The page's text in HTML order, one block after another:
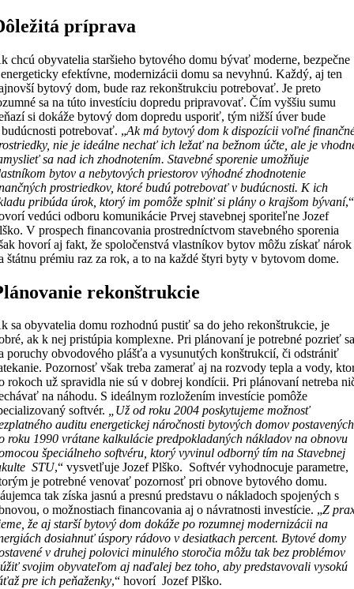
príprava
chcú obyvatelia staršieho bytového domu bývať moderne, bezpečne
efektívne, modernizácii domu sa nevyhnú. Každý, aj ten
bytový dom, bude raz rekonštrukciu potrebovať. Je preto
sa na túto investíciu dopredu pripravovať. Čím vyššiu sumu
si dokáže bytový dom dopredu usporiť, tým nižší úver bude
potrebovať. „Ak má bytový dom k dispozícii voľné
nie je ideálne nechať ich ležať na bežnom účte, ale je
sa nad ich zhodnotením. Stavebné sporenie umožňuje
bytov a nebytových priestorov výhodné zhodnotenie
prostriedkov, ktoré budú potrebovať v budúcnosti. K ich
pribúda úrok, ktorý im pomôže splniť si plány o krajšom bývaní,“
vedúci odboru komunikácie Prvej stavebnej sporiteľne Jozef
V prospech financovania prostredníctvom stavebného sporenia
hovorí aj fakt, že spoločenstvá vlastníkov bytov môžu získať nárok
štátnu prémiu raz za rok, a to na každé štyri byty v bytovom dome.
rekonštrukcie
sa obyvatelia domu rozhodnú pustiť sa do jeho rekonštrukcie, je
ak k nej pristúpia komplexne. Pri plánovaní je potrebné pozrieť
poruchy obvodového plášťa a vysunutých konštrukcií, či odstrániť
Pozornosť však treba zamerať aj na rozvody tepla a vody,
rokoch už spravidla nie sú v dobrej kondícii. Pri plánovaní netreba
na náhodu. S ideálnym rozložením investície pomôže
softvér. „Už od roku 2004 poskytujeme možnosť
auditu energetickej náročnosti bytových domov postavených
roku 1990 vrátane kalkulácie predpokladaných nákladov na obnovu
špeciálneho softvéru, ktorý vyvinul odborný tím na Stavebnej
STU,“ vysvetľuje Jozef Plško. Softvér vyhodnocuje parametre,
je potrebné venovať pozornosť pri obnove bytového domu.
tak získa jasnú a presnú predstavu o nákladoch spojených s
o možnostiach financovania aj o návratnosti investície. „Z
že aj starší bytový dom dokáže po rozumnej modernizácii na
dosiahnuť úspory rádovo v desiatkach percent. Bytové domy
v druhej polovici minulého storočia môžu tak bez problémov
svojim obyvateľom aj naďalej bez toho, aby predstavovali vysokú
pre ich peňaženky,“ hovorí Jozef Plško.